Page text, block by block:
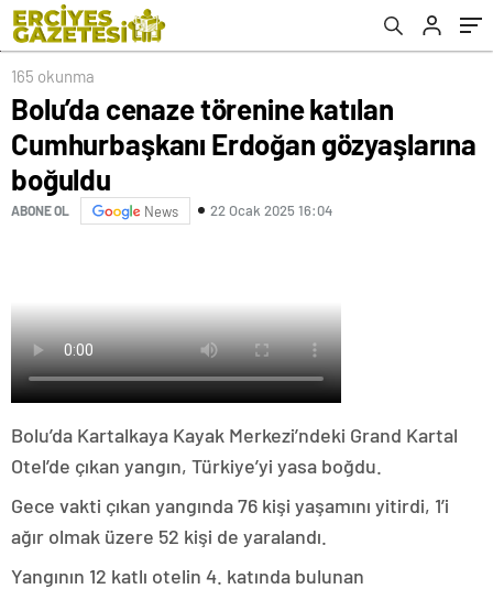
boğuldu
165 okunma
Bolu’da cenaze törenine katılan
Cumhurbaşkanı Erdoğan gözyaşlarına
boğuldu
ABONE OL News 22 Ocak 2025 16:04
Bolu’da Kartalkaya Kayak Merkezi’ndeki Grand Kartal
Otel’de çıkan yangın, Türkiye’yi yasa boğdu.
Gece vakti çıkan yangında 76 kişi yaşamını yitirdi, 1’i
ağır olmak üzere 52 kişi de yaralandı.
Yangının 12 katlı otelin 4. katında bulunan